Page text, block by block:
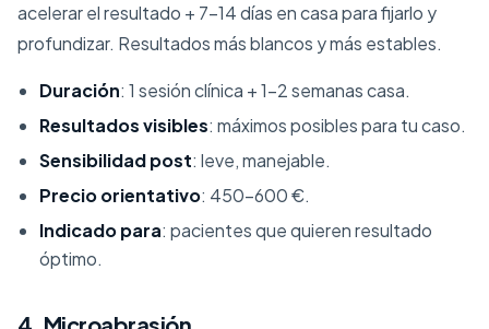
acelerar el resultado + 7-14 días en casa para fijarlo y
profundizar. Resultados más blancos y más estables.
Duración: 1 sesión clínica + 1-2 semanas casa.
Resultados visibles: máximos posibles para tu caso.
Sensibilidad post: leve, manejable.
Precio orientativo: 450-600 €.
Indicado para: pacientes que quieren resultado
óptimo.